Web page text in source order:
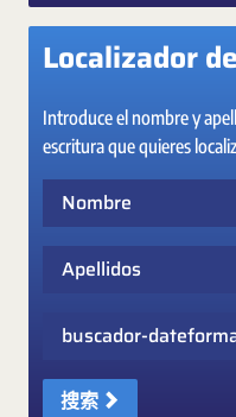
Localizador
Introduce el nombre y
escritura que quieres
Apellidos
Fecha
搜索